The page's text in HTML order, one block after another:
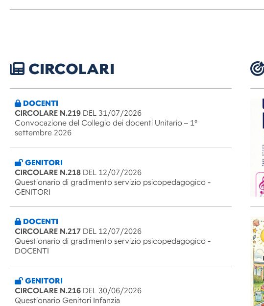
CIRCOLARI
DOCENTI
CIRCOLARE N.219 DEL 31/07/2026
Convocazione del Collegio dei docenti Unitario – 1°
settembre 2026
GENITORI
CIRCOLARE N.218 DEL 12/07/2026
Questionario di gradimento servizio psicopedagogico -
GENITORI
DOCENTI
CIRCOLARE N.217 DEL 12/07/2026
Questionario di gradimento servizio psicopedagogico -
DOCENTI
GENITORI
CIRCOLARE N.216 DEL 30/06/2026
Questionario Genitori Infanzia